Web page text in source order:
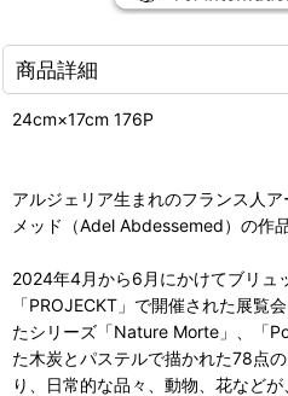
商品詳細
24cm×17cm 176P
アルジェリア生まれのフランス人
メッド（Adel Abdessemed）の作品
2024年4月から6月にかけてブリュ
「PROJECKT」で開催された展覧
たシリーズ「Nature Morte」、「
た木炭とパステルで描かれた78点
り、日常的な品々、動物、花など